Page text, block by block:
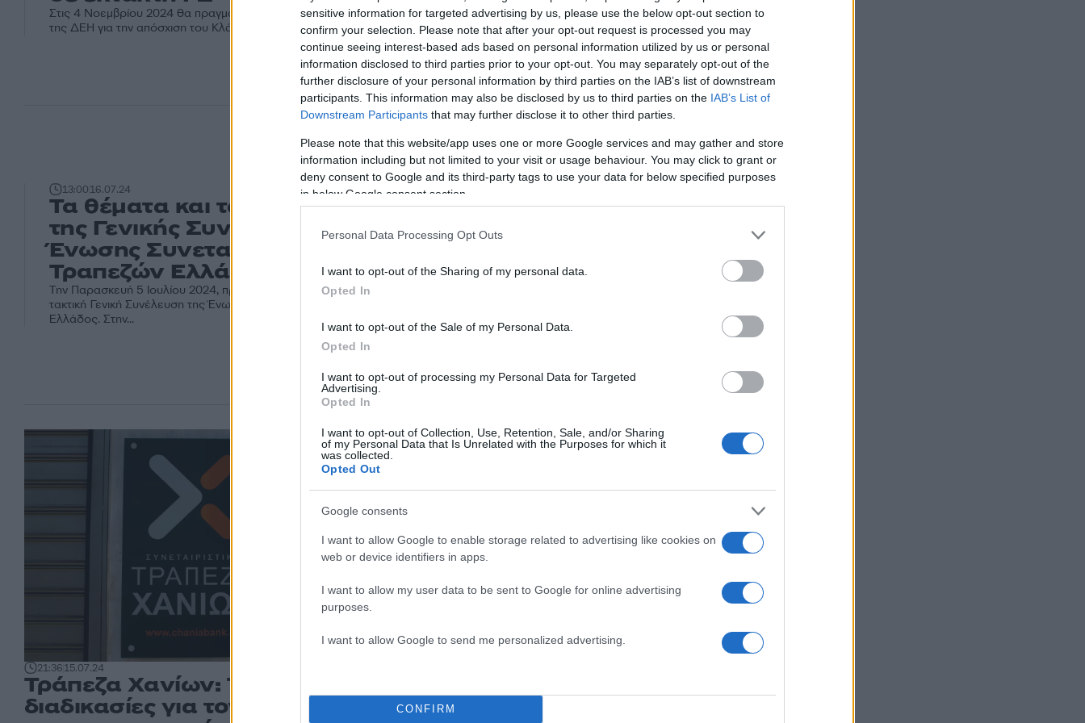
sensitive information for targeted advertising by us, please use the below opt-out section to
confirm your selection. Please note that after your opt-out request is processed you may
continue seeing interest-based ads based on personal information utilized by us or personal
information disclosed to third parties prior to your opt-out. You may separately opt-out of the
further disclosure of your personal information by third parties on the IAB’s list of downstream
participants. This information may also be disclosed by us to third parties on the IAB’s List of
Downstream Participants that may further disclose it to other third parties.
Please note that this website/app uses one or more Google services and may gather and store
information including but not limited to your visit or usage behaviour. You may click to grant or
deny consent to Google and its third-party tags to use your data for below specified purposes
in below Google consent section.
Personal Data Processing Opt Outs
I want to opt-out of the Sharing of my personal data.
Opted In
I want to opt-out of the Sale of my Personal Data.
Opted In
I want to opt-out of processing my Personal Data for Targeted
Advertising.
Opted In
I want to opt-out of Collection, Use, Retention, Sale, and/or Sharing
of my Personal Data that Is Unrelated with the Purposes for which it
was collected.
Opted Out
Google consents
I want to allow Google to enable storage related to advertising like cookies on
web or device identifiers in apps.
I want to allow my user data to be sent to Google for online advertising
purposes.
I want to allow Google to send me personalized advertising.
CONFIRM
Στις 4 Νοεμβρίου 2024 θα πραγματοποιηθεί η έκτακτη Γενική Συνέλευση
της ΔΕΗ για την απόσχιση του Κλάδου Εργαστηρίων, Πιστοποίησης &...
13:0016.07.24
Τα θέματα και τα αποτελέσματα
της Γενικής Συνέλευσης της
Ένωσης Συνεταιριστικών
Τραπεζών Ελλάδος
Την Παρασκευή 5 Ιουλίου 2024, πραγματοποιήθηκε, με επιτυχία, η ετήσια
τακτική Γενική Συνέλευση της Ένωσης Συνεταιριστικών Τραπεζών
Ελλάδος. Στην...
21:3615.07.24
Τράπεζα Χανίων: Τρέχουν οι
διαδικασίες για τον κεφαλαίου 0,02 ευρώ ανά